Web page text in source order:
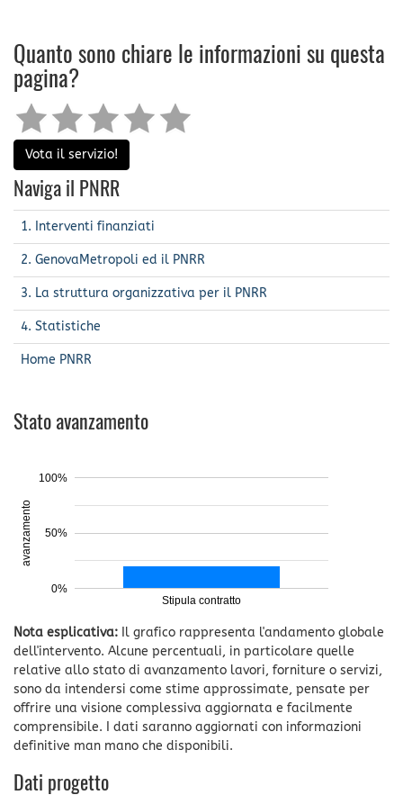
Quanto sono chiare le informazioni su questa
pagina?
Vota il servizio!
Naviga il PNRR
1. Interventi finanziati
2. GenovaMetropoli ed il PNRR
3. La struttura organizzativa per il PNRR
4. Statistiche
Home PNRR
Stato avanzamento
Stipula contratto
0%
50%
100%
avanzamento
Nota esplicativa: Il grafico rappresenta l'andamento globale
dell'intervento. Alcune percentuali, in particolare quelle
relative allo stato di avanzamento lavori, forniture o servizi,
sono da intendersi come stime approssimate, pensate per
offrire una visione complessiva aggiornata e facilmente
comprensibile. I dati saranno aggiornati con informazioni
definitive man mano che disponibili.
Dati progetto